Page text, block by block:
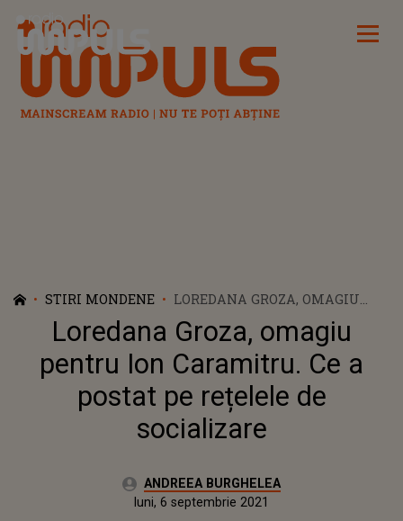
Radio Impuls
STIRI MONDENE
LOREDANA GROZA, OMAGIU
PENTRU ION CARAMITRU. CE A
POSTAT PE REȚELELE DE
SOCIALIZARE
Loredana Groza, omagiu
pentru Ion Caramitru. Ce a
postat pe rețelele de
socializare
Autor:ANDREEA BURGHELEA
luni, 6 septembrie 2021Actualizat:
luni, 6 septembrie 2021